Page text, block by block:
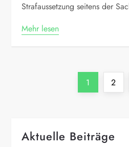
Strafaussetzung seitens der
Mehr lesen
Page
1 Page
2
Aktuelle Beiträge